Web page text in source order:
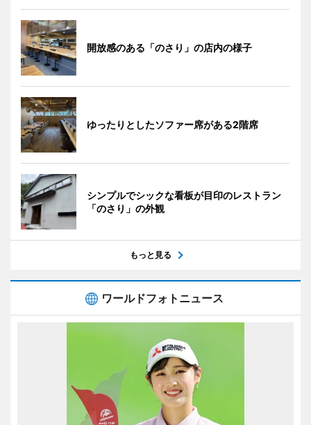
開放感のある「のさり」の店内の様子
ゆったりとしたソファー席がある2階席
シンプルでシックな看板が目印のレストラン
「のさり」の外観
もっと見る
ワールドフォトニュース